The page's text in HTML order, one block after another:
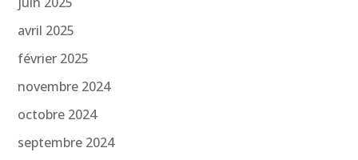
avril 2025
février 2025
novembre 2024
octobre 2024
septembre 2024